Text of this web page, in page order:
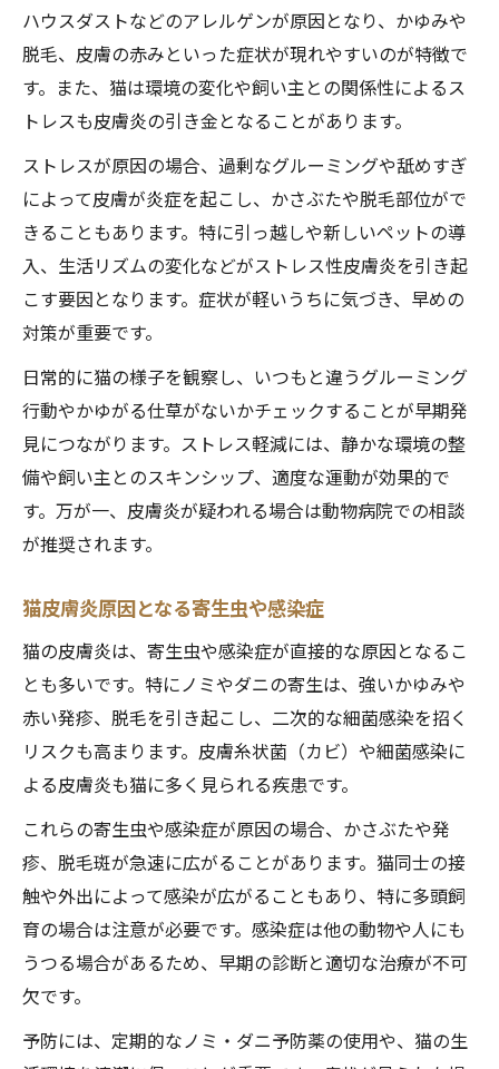
ハウスダストなどのアレルゲンが原因となり、かゆみや
脱毛、皮膚の赤みといった症状が現れやすいのが特徴で
す。また、猫は環境の変化や飼い主との関係性によるス
トレスも皮膚炎の引き金となることがあります。
ストレスが原因の場合、過剰なグルーミングや舐めすぎ
によって皮膚が炎症を起こし、かさぶたや脱毛部位がで
きることもあります。特に引っ越しや新しいペットの導
入、生活リズムの変化などがストレス性皮膚炎を引き起
こす要因となります。症状が軽いうちに気づき、早めの
対策が重要です。
日常的に猫の様子を観察し、いつもと違うグルーミング
行動やかゆがる仕草がないかチェックすることが早期発
見につながります。ストレス軽減には、静かな環境の整
備や飼い主とのスキンシップ、適度な運動が効果的で
す。万が一、皮膚炎が疑われる場合は動物病院での相談
が推奨されます。
猫皮膚炎原因となる寄生虫や感染症
猫の皮膚炎は、寄生虫や感染症が直接的な原因となるこ
とも多いです。特にノミやダニの寄生は、強いかゆみや
赤い発疹、脱毛を引き起こし、二次的な細菌感染を招く
リスクも高まります。皮膚糸状菌（カビ）や細菌感染に
よる皮膚炎も猫に多く見られる疾患です。
これらの寄生虫や感染症が原因の場合、かさぶたや発
疹、脱毛斑が急速に広がることがあります。猫同士の接
触や外出によって感染が広がることもあり、特に多頭飼
育の場合は注意が必要です。感染症は他の動物や人にも
うつる場合があるため、早期の診断と適切な治療が不可
欠です。
予防には、定期的なノミ・ダニ予防薬の使用や、猫の生